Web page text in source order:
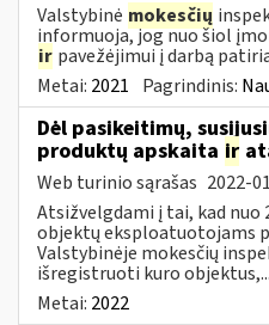
Valstybinė mokesčių
informuoja, jog nuo šiol
ir pavežėjimui į darbą
Metai: 2021 Pagrindinis:
Dėl pasikeitimų,
produktų apskaita ir
Web turinio sąrašas 2022-
Atsižvelgdami į tai, kad nuo
objektų eksploatuotojams
Valstybinėje mokesčių
išregistruoti kuro objektus,...
Metai: 2022